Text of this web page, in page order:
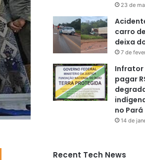
23 de
carro
deixa
7 de
Infrator
pagar
no Pará
14 de
Recent Tech News